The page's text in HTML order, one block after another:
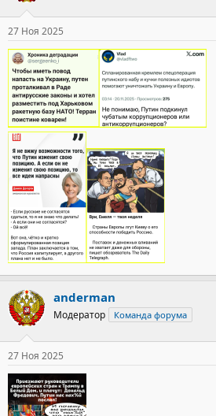
:
27 Ноя 2025
anderman
Модератор Команда форума
27 Ноя 2025